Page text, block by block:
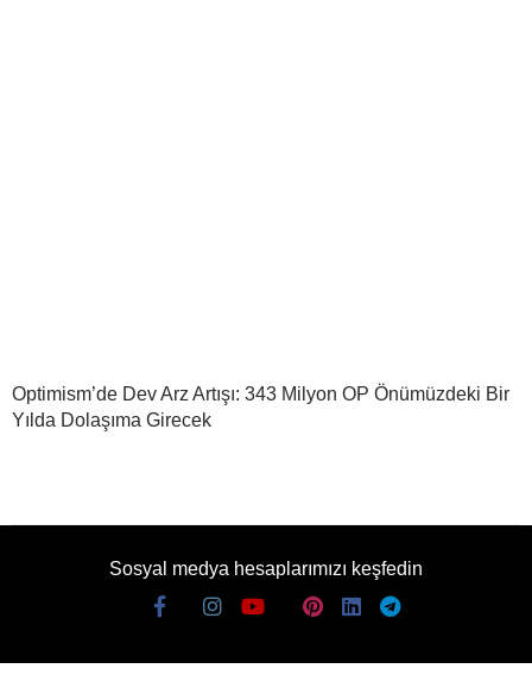
Optimism’de Dev Arz Artışı: 343 Milyon OP Önümüzdeki Bir
Yılda Dolaşıma Girecek
Sosyal medya hesaplarımızı keşfedin